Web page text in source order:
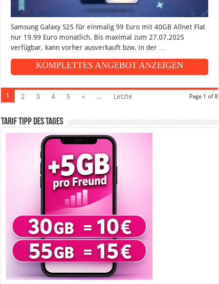
Samsung Galaxy S25 für einmalig 99 Euro mit 40GB Allnet Flat
nur 19.99 Euro monatlich. Bis maximal zum 27.07.2025
verfügbar, kann vorher ausverkauft bzw. in der …
KOMPLETTES ANGEBOT ANZEIGEN
Page 1 of 8
1 2 3 4 5 » ... Letzte
Tarif Tipp des Tages